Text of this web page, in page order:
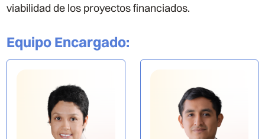
viabilidad de los proyectos financiados.
Equipo Encargado: